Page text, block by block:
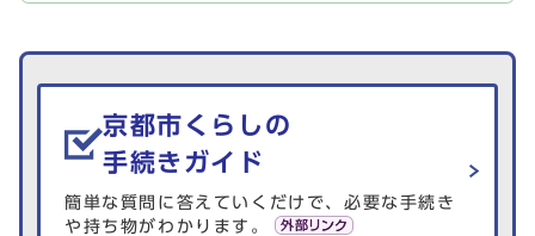
生活情報を探す
京都市くらしの
手続きガイド
簡単な質問に答えていくだけで、必要な手続き
や持ち物がわかります。